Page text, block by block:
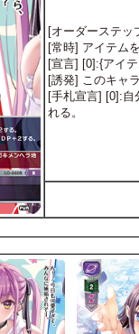
[オーダーステッ
[常時] アイテム
[宣言] [0]:{アイ
[誘発] このキャ
[手札宣言] [0]:自
れる。